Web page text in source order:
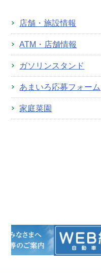
店舗・施設情報
ATM・店舗情報
ガソリンスタンド
あまいろ応募フォーム
家庭菜園